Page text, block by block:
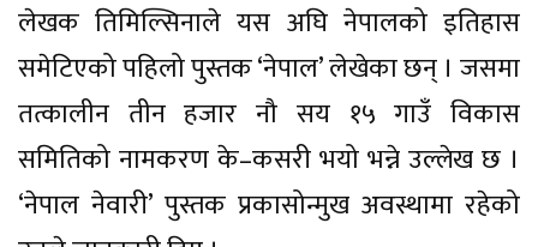
लेखक तिमिल्सिनाले यस अघि नेपालको इतिहास
समेटिएको पहिलो पुस्तक ‘नेपाल’ लेखेका छन् । जसमा
तत्कालीन तीन हजार नौ सय १५ गाउँ विकास
समितिको नामकरण के–कसरी भयो भन्ने उल्लेख छ ।
‘नेपाल नेवारी’ पुस्तक प्रकासोन्मुख अवस्थामा रहेको